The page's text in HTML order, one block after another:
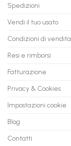
Spedizioni
Vendi il tuo usato
Condizioni di vendita
Resi e rimborsi
Fatturazione
Privacy & Cookies
Impostazioni cookie
Blog
Contatti